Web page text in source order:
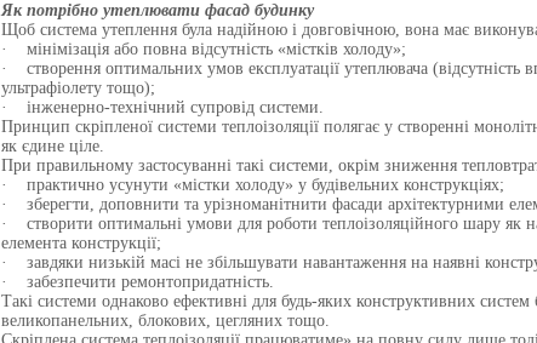
Як потрібно утеплювати фасад будинку
Щоб система утеплення була надійною і довговічною, вона має
· мінімізація або повна відсутність «містків холоду»;
· створення оптимальних умов експлуатації утеплювача (відсутність
ультрафіолету тощо);
· інженерно-технічний супровід системи.
Принцип скріпленої системи теплоізоляції полягає у створенні
як єдине ціле.
При правильному застосуванні такі системи, окрім зниження
· практично усунути «містки холоду» у будівельних конструкціях;
· зберегти, доповнити та урізноманітнити фасади архітектурними
· створити оптимальні умови для роботи теплоізоляційного шару як
елемента конструкції;
· завдяки низькій масі не збільшувати навантаження на наявні
· забезпечити ремонтопридатність.
Такі системи однаково ефективні для будь-яких конструктивних систем
великопанельних, блокових, цегляних тощо.